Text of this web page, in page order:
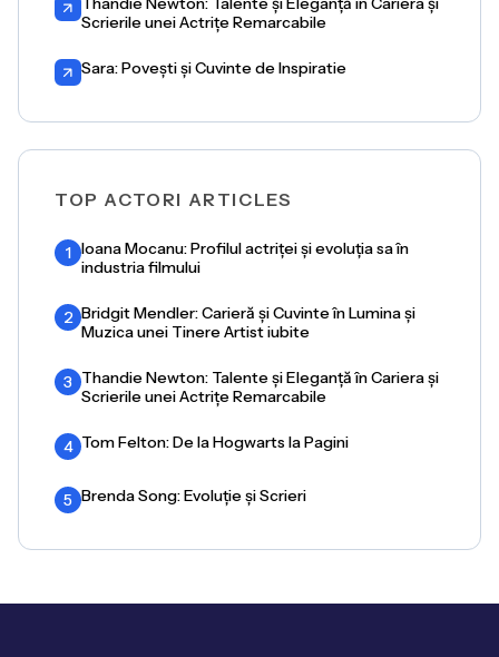
Scrierile unei Actrițe Remarcabile
Sara: Povești și Cuvinte de Inspiratie
TOP ACTORI ARTICLES
1 Ioana Mocanu: Profilul actriței și evoluția sa în
industria filmului
2 Bridgit Mendler: Carieră și Cuvinte în Lumina și
Muzica unei Tinere Artist iubite
3 Thandie Newton: Talente și Eleganță în Cariera și
Scrierile unei Actrițe Remarcabile
4 Tom Felton: De la Hogwarts la Pagini
5 Brenda Song: Evoluție și Scrieri